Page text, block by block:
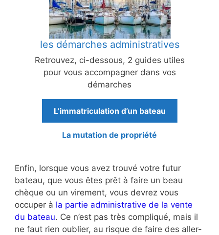
les démarches administratives
Retrouvez, ci-dessous, 2 guides utiles
pour vous accompagner dans vos
démarches
L’immatriculation d’un bateau
La mutation de propriété
Enfin, lorsque vous avez trouvé votre futur
bateau, que vous êtes prêt à faire un beau
chèque ou un virement, vous devrez vous
occuper à la partie administrative de la vente
du bateau. Ce n’est pas très compliqué, mais il
ne faut rien oublier, au risque de faire des aller-